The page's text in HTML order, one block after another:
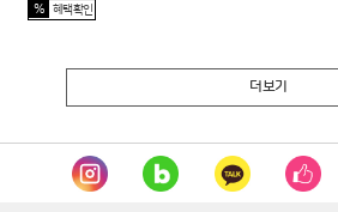
% 혜택확인
더보기